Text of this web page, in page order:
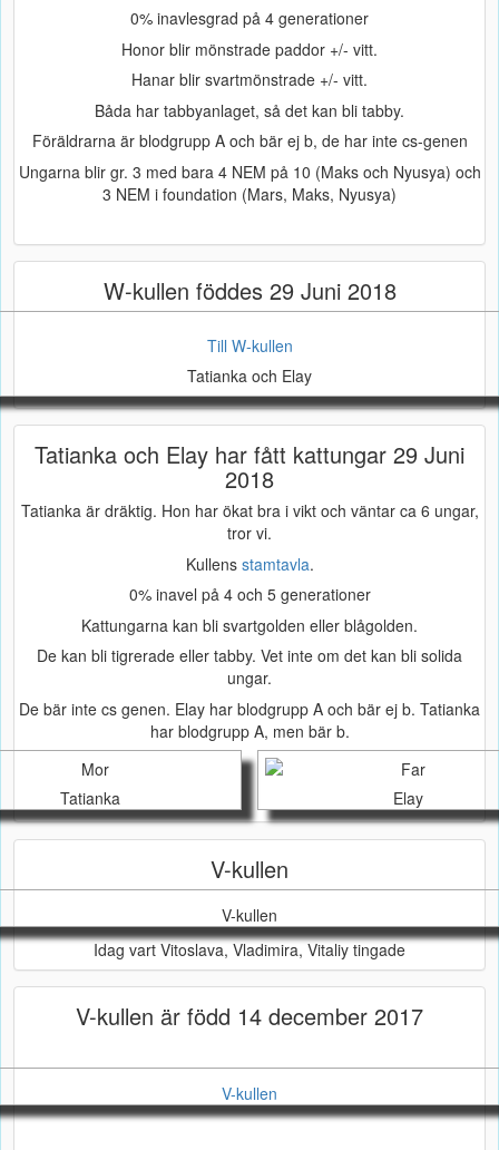
0% inavlesgrad på 4 generationer
Honor blir mönstrade paddor +/- vitt.
Hanar blir svartmönstrade +/- vitt.
Båda har tabbyanlaget, så det kan bli tabby.
Föräldrarna är blodgrupp A och bär ej b, de har inte cs-genen
Ungarna blir gr. 3 med bara 4 NEM på 10 (Maks och Nyusya) och
3 NEM i foundation (Mars, Maks, Nyusya)
W-kullen föddes 29 Juni 2018
Till W-kullen
Tatianka och Elay
Tatianka och Elay har fått kattungar 29 Juni
2018
Tatianka är dräktig. Hon har ökat bra i vikt och väntar ca 6 ungar,
tror vi.
Kullensstamtavla.
0% inavel på 4 och 5 generationer
Kattungarna kan bli svartgolden eller blågolden.
De kan bli tigrerade eller tabby. Vet inte om det kan bli solida
ungar.
De bär inte cs genen. Elay har blodgrupp A och bär ej b. Tatianka
har blodgrupp A, men bär b.
Tatianka Elay
V-kullen
V-kullen
Idag vart Vitoslava, Vladimira, Vitaliy tingade
V-kullen är född 14 december 2017
V-kullen